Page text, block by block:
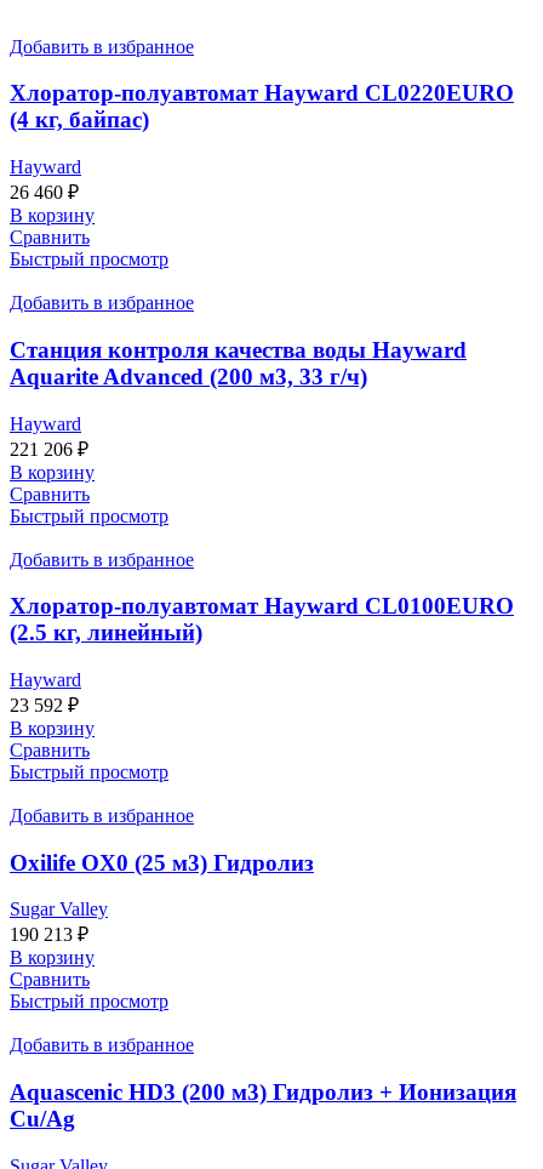
Добавить в избранное
Хлоратор-полуавтомат Hayward CL0220EURO
(4 кг, байпас)
Hayward
26 460 ₽
В корзину
Сравнить
Быстрый просмотр
Добавить в избранное
Станция контроля качества воды Hayward
Aquarite Advanced (200 м3, 33 г/ч)
Hayward
221 206 ₽
В корзину
Сравнить
Быстрый просмотр
Добавить в избранное
Хлоратор-полуавтомат Hayward CL0100EURO
(2.5 кг, линейный)
Hayward
23 592 ₽
В корзину
Сравнить
Быстрый просмотр
Добавить в избранное
Oxilife OX0 (25 м3) Гидролиз
Sugar Valley
190 213 ₽
В корзину
Сравнить
Быстрый просмотр
Добавить в избранное
Aquascenic HD3 (200 м3) Гидролиз + Ионизация
Cu/Ag